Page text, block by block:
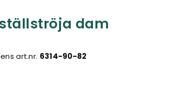
dam
art.nr. 6314-90-82